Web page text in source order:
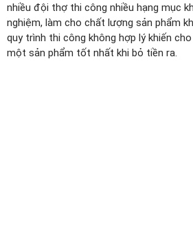
nhiều đội thợ thi công nhiều hạng mục
nghiệm, làm cho chất lượng sản phẩm
quy trình thi công không hợp lý khiến
một sản phẩm tốt nhất khi bỏ tiền ra.